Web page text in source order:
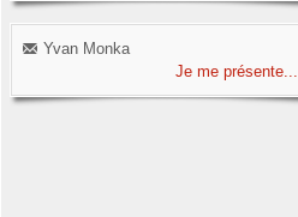
Yvan Monka
Je me présente...